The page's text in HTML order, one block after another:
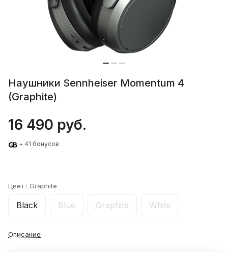
Наушники Sennheiser Momentum 4
(Graphite)
16 490 руб.
+ 41 бонусов
Цвет : Graphite
Black Blue Graphite White
Описание